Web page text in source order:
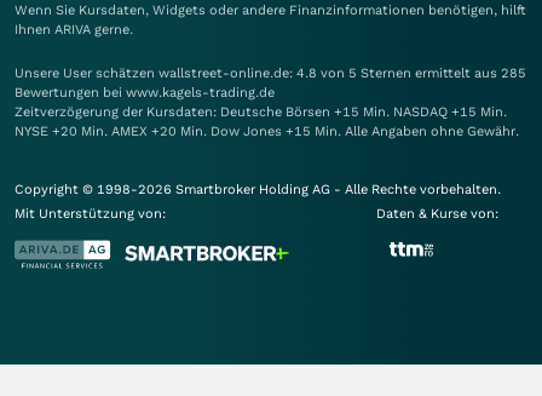
Wenn Sie Kursdaten, Widgets oder andere Finanzinformationen benötigen, hilft
Ihnen ARIVA gerne.
Unsere User schätzen wallstreet-online.de: 4.8 von 5 Sternen ermittelt aus 285
Bewertungen bei www.kagels-trading.de
Zeitverzögerung der Kursdaten: Deutsche Börsen +15 Min. NASDAQ +15 Min.
NYSE +20 Min. AMEX +20 Min. Dow Jones +15 Min. Alle Angaben ohne Gewähr.
Copyright © 1998-2026 Smartbroker Holding AG - Alle Rechte vorbehalten.
Mit Unterstützung von:
Daten & Kurse von: